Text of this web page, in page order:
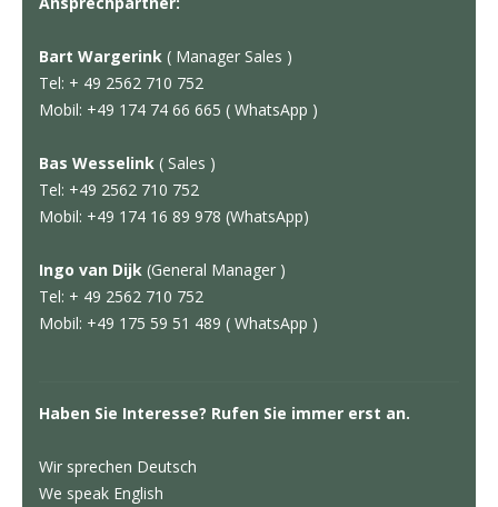
Bart Wargerink ( Manager Sales )
Tel: + 49 2562 710 752
Mobil: +49 174 74 66 665 ( WhatsApp )
Bas Wesselink ( Sales )
Tel: +49 2562 710 752
Mobil: +49 174 16 89 978 (WhatsApp)
Ingo van Dijk (General Manager )
Tel: + 49 2562 710 752
Mobil: +49 175 59 51 489 ( WhatsApp )
Haben Sie Interesse? Rufen Sie immer erst an.
Wir sprechen Deutsch
We speak English